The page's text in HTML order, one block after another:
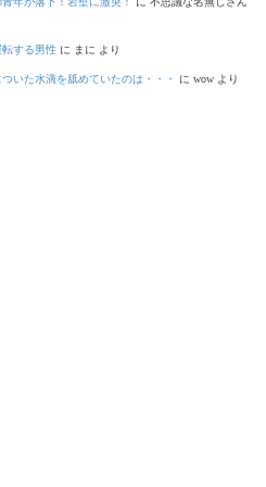
する男性 に まに より
いた水滴を舐めていたのは・・・ に wow より